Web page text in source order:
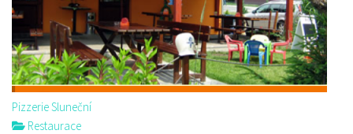
Pizzerie Sluneční
Restaurace